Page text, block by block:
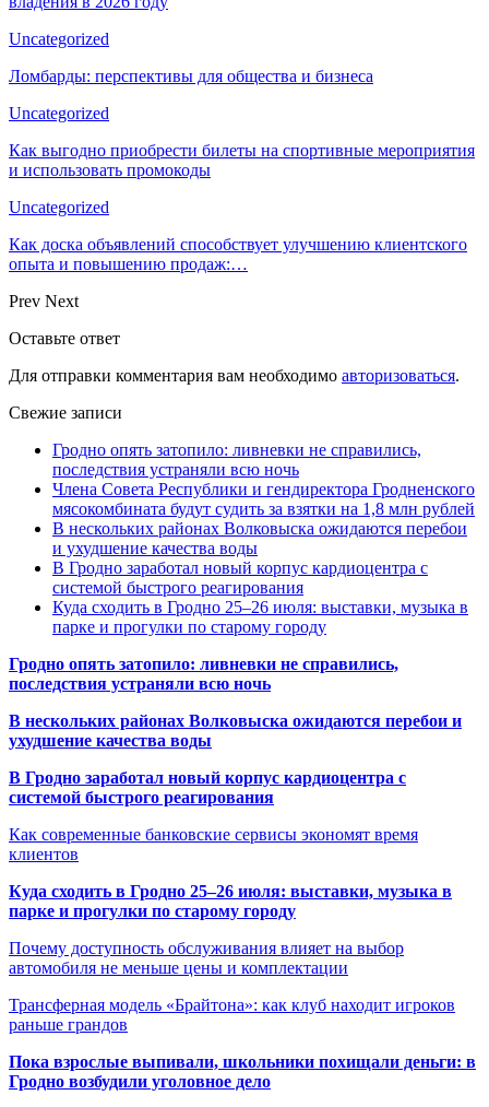
Uncategorized
Ломбарды: перспективы для общества и бизнеса
Uncategorized
Как выгодно приобрести билеты на спортивные мероприятия
и использовать промокоды
Uncategorized
Как доска объявлений способствует улучшению клиентского
опыта и повышению продаж:…
Prev Next
Оставьте ответ
Для отправки комментария вам необходимо авторизоваться.
Свежие записи
Гродно опять затопило: ливневки не справились,
последствия устраняли всю ночь
Члена Совета Республики и гендиректора Гродненского
мясокомбината будут судить за взятки на 1,8 млн рублей
В нескольких районах Волковыска ожидаются перебои
и ухудшение качества воды
В Гродно заработал новый корпус кардиоцентра с
системой быстрого реагирования
Куда сходить в Гродно 25–26 июля: выставки, музыка в
парке и прогулки по старому городу
Гродно опять затопило: ливневки не справились,
последствия устраняли всю ночь
В нескольких районах Волковыска ожидаются перебои и
ухудшение качества воды
В Гродно заработал новый корпус кардиоцентра с
системой быстрого реагирования
Как современные банковские сервисы экономят время
клиентов
Куда сходить в Гродно 25–26 июля: выставки, музыка в
парке и прогулки по старому городу
Почему доступность обслуживания влияет на выбор
автомобиля не меньше цены и комплектации
Трансферная модель «Брайтона»: как клуб находит игроков
раньше грандов
Пока взрослые выпивали, школьники похищали деньги: в
Гродно возбудили уголовное дело